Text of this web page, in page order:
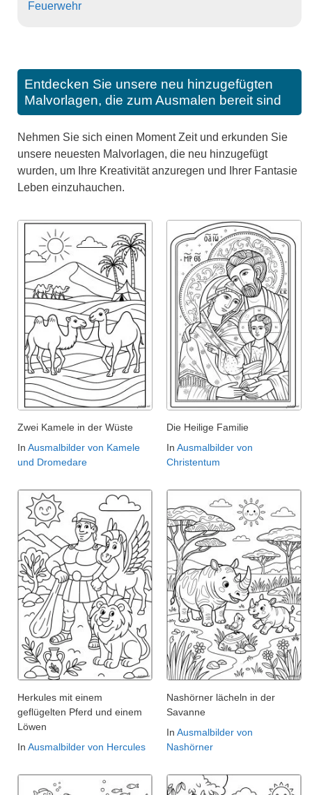
Feuerwehr
Entdecken Sie unsere neu hinzugefügten
Malvorlagen, die zum Ausmalen bereit sind
Nehmen Sie sich einen Moment Zeit und erkunden Sie
unsere neuesten Malvorlagen, die neu hinzugefügt
wurden, um Ihre Kreativität anzuregen und Ihrer Fantasie
Leben einzuhauchen.
Zwei Kamele in der Wüste
In Ausmalbilder von Kamele
und Dromedare
Die Heilige Familie
In Ausmalbilder von
Christentum
Herkules mit einem
geflügelten Pferd und einem
Löwen
In Ausmalbilder von Hercules
Nashörner lächeln in der
Savanne
In Ausmalbilder von
Nashörner